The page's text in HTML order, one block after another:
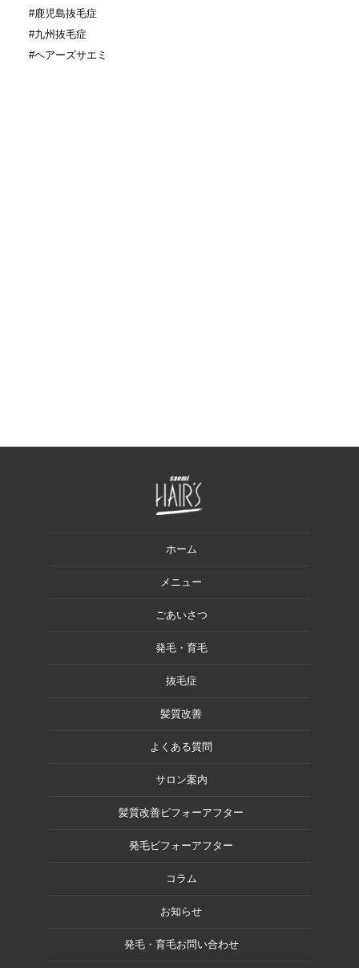
#鹿児島抜毛症
#九州抜毛症
#ヘアーズサエミ
ホーム
メニュー
ごあいさつ
発毛・育毛
抜毛症
髪質改善
よくある質問
サロン案内
髪質改善ビフォーアフター
発毛ビフォーアフター
コラム
お知らせ
発毛・育毛お問い合わせ